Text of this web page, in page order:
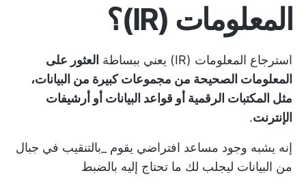
المعلومات (IR)؟
استرجاع المعلومات (IR) يعني ببساطة
العثور على
المعلومات الصحيحة من مجموعات كبيرة من البيانات،
مثل المكتبات الرقمية أو قواعد البيانات أو أرشيفات
الإنترنت.
إنه يشبه وجود مساعد افتراضي يقوم _بالتنقيب في جبال
من البيانات ليجلب لك ما تحتاج إليه بالضبط